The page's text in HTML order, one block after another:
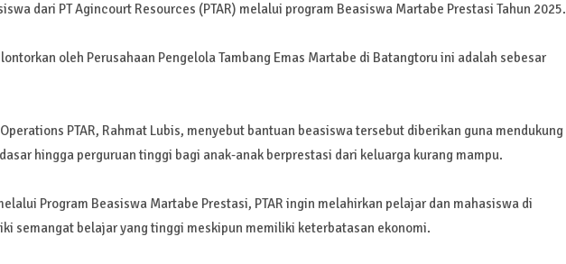
dari PT Agincourt Resources (PTAR) melalui program Beasiswa Martabe Prestasi Tahun 2025.
oleh Perusahaan Pengelola Tambang Emas Martabe di Batangtoru ini adalah sebesar
PTAR, Rahmat Lubis, menyebut bantuan beasiswa tersebut diberikan guna mendukung
hingga perguruan tinggi bagi anak-anak berprestasi dari keluarga kurang mampu.
Program Beasiswa Martabe Prestasi, PTAR ingin melahirkan pelajar dan mahasiswa di
semangat belajar yang tinggi meskipun memiliki keterbatasan ekonomi.